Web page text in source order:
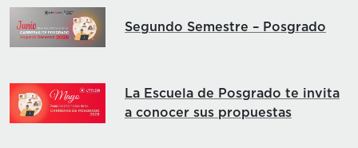
Segundo Semestre – Posgrado
La Escuela de Posgrado te invita
a conocer sus propuestas